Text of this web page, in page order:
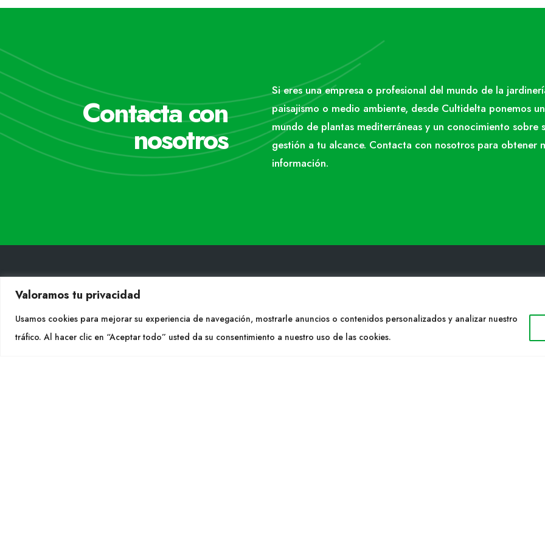
Valoramos tu privacidad
Usamos cookies para mejorar su experiencia de navegación, mostrarle anuncios o contenidos personalizados y analizar nuestro
tráfico. Al hacer clic en “Aceptar todo” usted da su consentimiento a nuestro uso de las cookies.
Contacta con
nosotros
Si eres una empresa o profesional del mundo de la
paisajismo o medio ambiente, desde Cultidelta ponemos un
mundo de plantas mediterráneas y un conocimiento sobre
gestión a tu alcance. Contacta con nosotros para obtener
información.
CONTACTO
Tel. +34 977053013
WEB